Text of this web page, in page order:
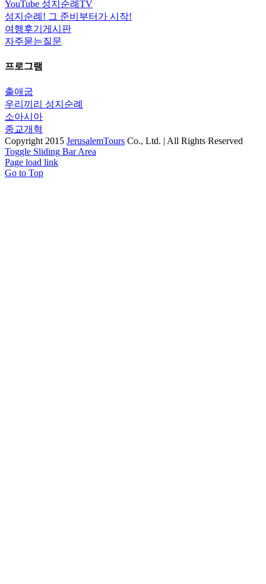
YouTube 성지순례TV
성지순례! 그 준비부터가 시작!
여행후기게시판
자주묻는질문
프로그램
출애굽
우리끼리 성지순례
소아시아
종교개혁
Copyright 2015 JerusalemTours Co., Ltd. | All Rights Reserved
Toggle Sliding Bar Area
Page load link
Go to Top